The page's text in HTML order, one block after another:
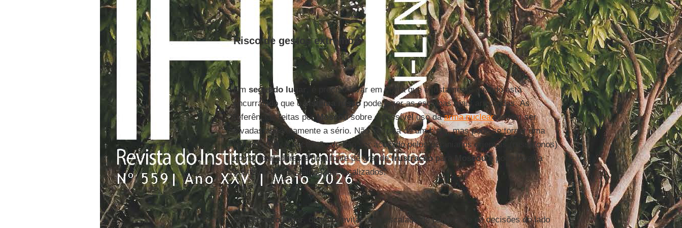
Risco de gestos extremos
Em segundo lugar
, é preciso levar em conta que é justamente quando está
encurralado que osistema russopode fazer as escolhas mais arriscadas. As
referências feitas porMoscousobre o possível uso daarma nucleardevem ser
levadas absolutamente a sério. Não se trata de um blefe, mas pode se tornar uma
escolha real. A decepção de não ser acolhido pelos ucranianos orientais (russófonos)
como libertadores é uma fonte de grandefrustraçãopara Moscoue pode levar a
gestos extremos, ainda que localizados.
Emterceiro lugar , deve-se evitar uma escalada de palavras e de decisões do lado